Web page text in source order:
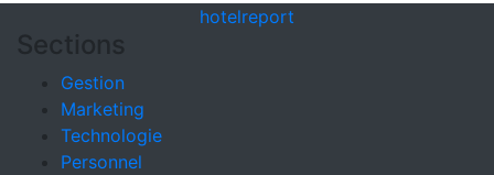
hotelreport
Sections
Gestion
Marketing
Technologie
Personnel